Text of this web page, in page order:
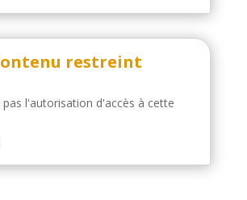
restreint
pas l'autorisation d'accès à cette